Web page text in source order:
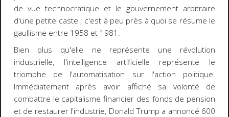
de vue technocratique et le gouvernement arbitraire
d'une petite caste ; c'est à peu près à quoi se résume le
gaullisme entre 1958 et 1981.
Bien plus qu'elle ne représente une révolution
industrielle, l'intelligence artificielle représente le
triomphe de l'automatisation sur l'action politique.
Immédiatement après avoir affiché sa volonté de
combattre le capitalisme financier des fonds de pension
et de restaurer l'industrie, Donald Trump a annoncé 600